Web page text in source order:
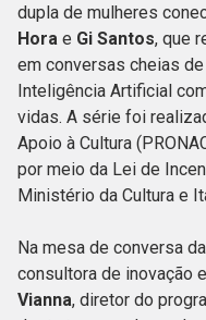
dupla de mulheres
Hora e Gi Santos, que
em conversas cheias
Inteligência Artificial
vidas. A série foi
Apoio à Cultura
por meio da Lei de
Ministério da Cultura e
Na mesa de conversa
consultora de inovação
Vianna, diretor do